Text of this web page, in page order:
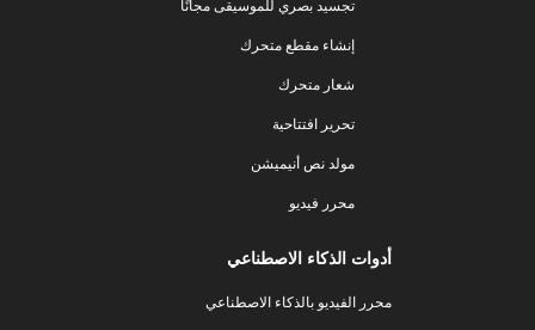
تجسيد بصري للموسيقى مجانًا
إنشاء مقطع متحرك
شعار متحرك
تحرير افتتاحية
مولد نص أنيميشن
محرر فيديو
أدوات الذكاء الاصطناعي
محرر الفيديو بالذكاء الاصطناعي